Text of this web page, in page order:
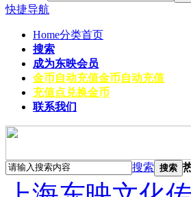
快捷导航
Home分类首页
搜索
成为东映会员
金币自动充值金币自动充值
充值点兑换金币
联系我们
搜索 搜索